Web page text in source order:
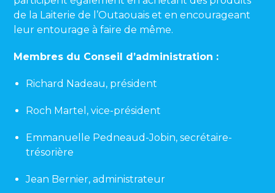
de la Laiterie de l’Outaouais et en encourageant
leur entourage à faire de même.
Membres du Conseil d’administration :
Richard Nadeau, président
Roch Martel, vice-président
Emmanuelle Pedneaud-Jobin, secrétaire-
trésorière
Jean Bernier, administrateur